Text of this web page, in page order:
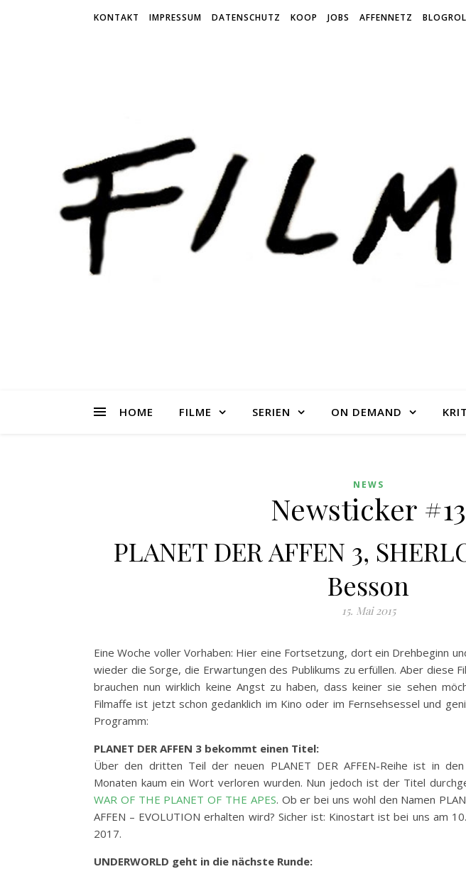
KONTAKT IMPRESSUM DATENSCHUTZ KOOP JOBS AFFENNETZ
HOME FILME SERIEN ON DEMAND
NEWS
Newsticker #13
PLANET DER AFFEN 3,
Besson
15. Mai 2015
Eine Woche voller Vorhaben: Hier eine Fortsetzung, dort ein Drehbeginn
wieder die Sorge, die Erwartungen des Publikums zu erfüllen. Aber diese
brauchen nun wirklich keine Angst zu haben, dass keiner sie sehen
Filmaffe ist jetzt schon gedanklich im Kino oder im Fernsehsessel und
Programm:
PLANET DER AFFEN 3 bekommt einen Titel:
Über den dritten Teil der neuen PLANET DER AFFEN-Reihe ist in
Monaten kaum ein Wort verloren wurden. Nun jedoch ist der Titel
WAR OF THE PLANET OF THE APES. Ob er bei uns wohl den Namen
AFFEN – EVOLUTION erhalten wird? Sicher ist: Kinostart ist bei uns am
2017.
UNDERWORLD geht in die nächste Runde: